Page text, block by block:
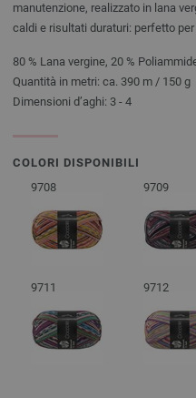
manutenzione, realizzato in lana
caldi e risultati duraturi: perfetto per
80 % Lana vergine, 20 %
Quantità in metri: ca. 390 m / 150 g
Dimensioni d’aghi: 3 - 4
COLORI DISPONIBILI
9708
9709
9711 9712